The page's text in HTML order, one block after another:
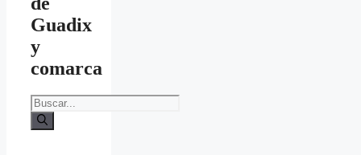
Guadix
y
comarca
Buscar: